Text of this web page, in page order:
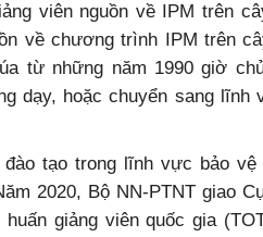
viên nguồn về IPM trên
về chương trình IPM trên
từ những năm 1990 giờ
dạy, hoặc chuyển sang lĩnh
tạo trong lĩnh vực bảo
2020, Bộ NN-PTNT giao
giảng viên quốc gia